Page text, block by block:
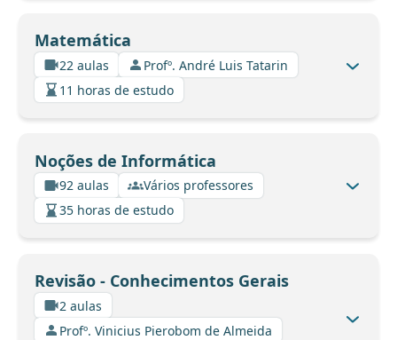
Matemática
22 aulas
Profº. André Luis Tatarin
11 horas de estudo
Noções de Informática
92 aulas
Vários professores
35 horas de estudo
Revisão - Conhecimentos Gerais
2 aulas
Profº. Vinicius Pierobom de Almeida